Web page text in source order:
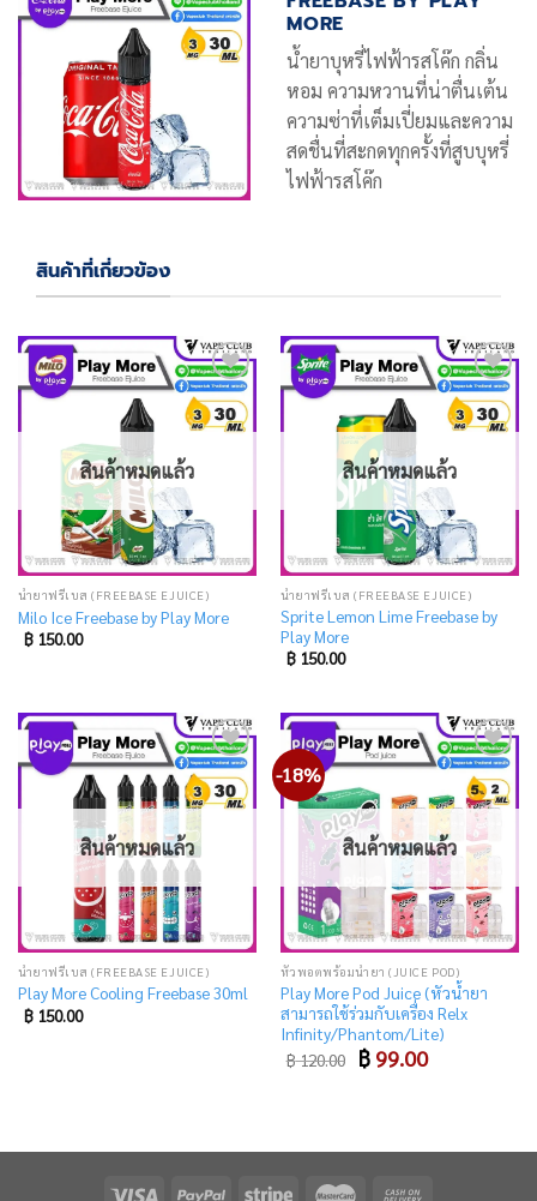
MORE
น้ำยาบุหรี่ไฟฟ้ารสโค๊ก กลิ่น
หอม ความหวานที่น่าตื่นเต้น
ความซ่าที่เต็มเปี่ยมและความ
สดชื่นที่สะกดทุกครั้งที่สูบบุหรี่
ไฟฟ้ารสโค๊ก
สินค้าที่เกี่ยวข้อง
Add
to
wishlist
สินค้าหมดแล้ว
น้ำยาฟรีเบส (FREEBASE EJUICE)
Milo Ice Freebase by Play More
฿150.00
Add
to
wishlist
สินค้าหมดแล้ว
น้ำยาฟรีเบส (FREEBASE EJUICE)
Sprite Lemon Lime Freebase by
Play More
฿150.00
Add
to
wishlist
สินค้าหมดแล้ว
น้ำยาฟรีเบส (FREEBASE EJUICE)
Play More Cooling Freebase 30ml
฿150.00
-18%
Add
to
wishlist
สินค้าหมดแล้ว
หัวพอตพร้อมน้ำยา (JUICE POD)
Play More Pod Juice (หัวน้ำยา
สามารถใช้ร่วมกับเครื่อง Relx
Infinity/Phantom/Lite)
฿120.00 Original
price
฿ 99.00Current
price